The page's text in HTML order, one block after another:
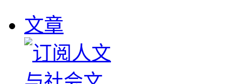
文章